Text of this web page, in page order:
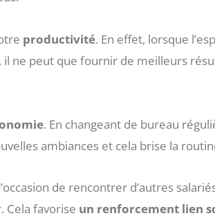
productivité. En effet, lorsque
, il ne peut que fournir de meilleurs
. En changeant de bureau
ambiances et cela brise la
de rencontrer d’autres
Cela favorise un renforcement lien